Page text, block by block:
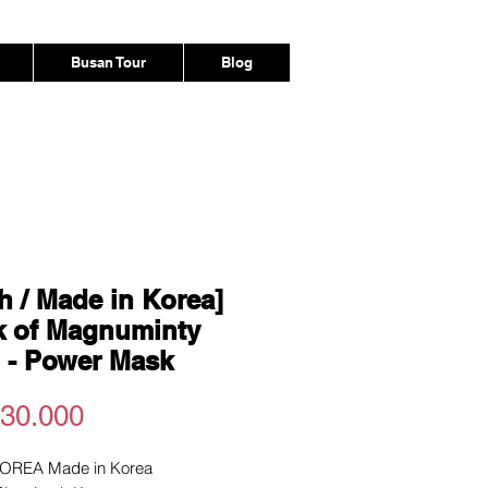
Busan Tour Blog
/ Made in Korea]
of Magnuminty
- Power Mask
Harga
Made in Korea